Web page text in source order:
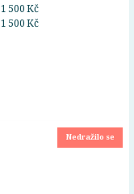
1 500 Kč
1 500 Kč
Nedražilo se